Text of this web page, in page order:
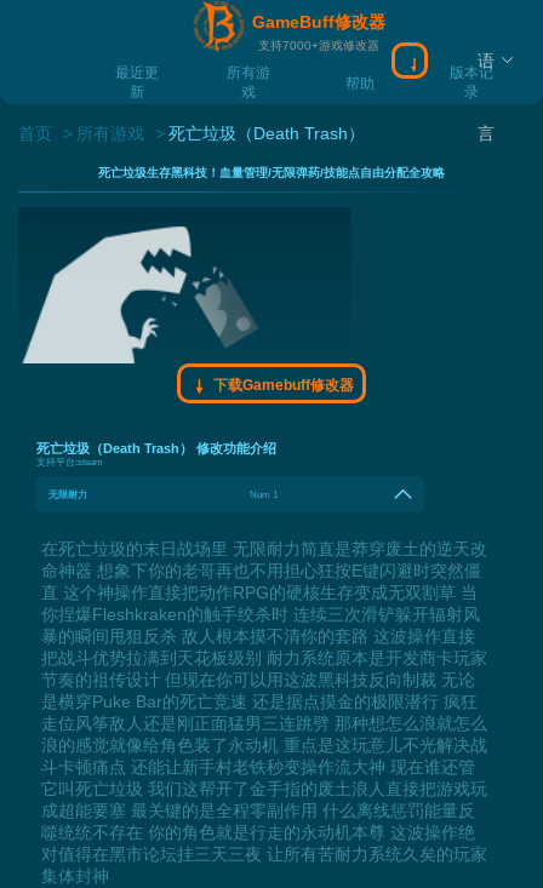
GameBuff修改器
支持7000+游戏修改器
最近更
新
所有游
戏
帮助
版本记
录
下载Gamebuff
语
言
首页 所有游戏 死亡垃圾（Death Trash）
死亡垃圾生存黑科技！血量管理/无限弹药/技能点自由分配全攻略
下载Gamebuff修改器
死亡垃圾（Death Trash） 修改功能介绍
支持平台:steam
无限耐力 Num 1
在死亡垃圾的末日战场里 无限耐力简直是莽穿废土的逆天改
命神器 想象下你的老哥再也不用担心狂按E键闪避时突然僵
直 这个神操作直接把动作RPG的硬核生存变成无双割草 当
你捏爆Fleshkraken的触手绞杀时 连续三次滑铲躲开辐射风
暴的瞬间甩狙反杀 敌人根本摸不清你的套路 这波操作直接
把战斗优势拉满到天花板级别 耐力系统原本是开发商卡玩家
节奏的祖传设计 但现在你可以用这波黑科技反向制裁 无论
是横穿Puke Bar的死亡竞速 还是据点摸金的极限潜行 疯狂
走位风筝敌人还是刚正面猛男三连跳劈 那种想怎么浪就怎么
浪的感觉就像给角色装了永动机 重点是这玩意儿不光解决战
斗卡顿痛点 还能让新手村老铁秒变操作流大神 现在谁还管
它叫死亡垃圾 我们这帮开了金手指的废土浪人直接把游戏玩
成超能要塞 最关键的是全程零副作用 什么离线惩罚能量反
噬统统不存在 你的角色就是行走的永动机本尊 这波操作绝
对值得在黑市论坛挂三天三夜 让所有苦耐力系统久矣的玩家
集体封神